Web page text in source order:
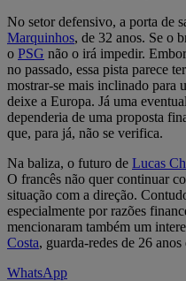
No setor defensivo, a porta de
Marquinhos, de 32 anos. Se o
o PSG não o irá impedir.
no passado, essa pista parece
mostrar-se mais inclinado para
deixe a Europa. Já uma
dependeria de uma proposta
que, para já, não se verifica.
Na baliza, o futuro de Lucas
O francês não quer continuar
situação com a direção.
especialmente por razões
mencionaram também um
Costa, guarda-redes de 26 anos
WhatsApp